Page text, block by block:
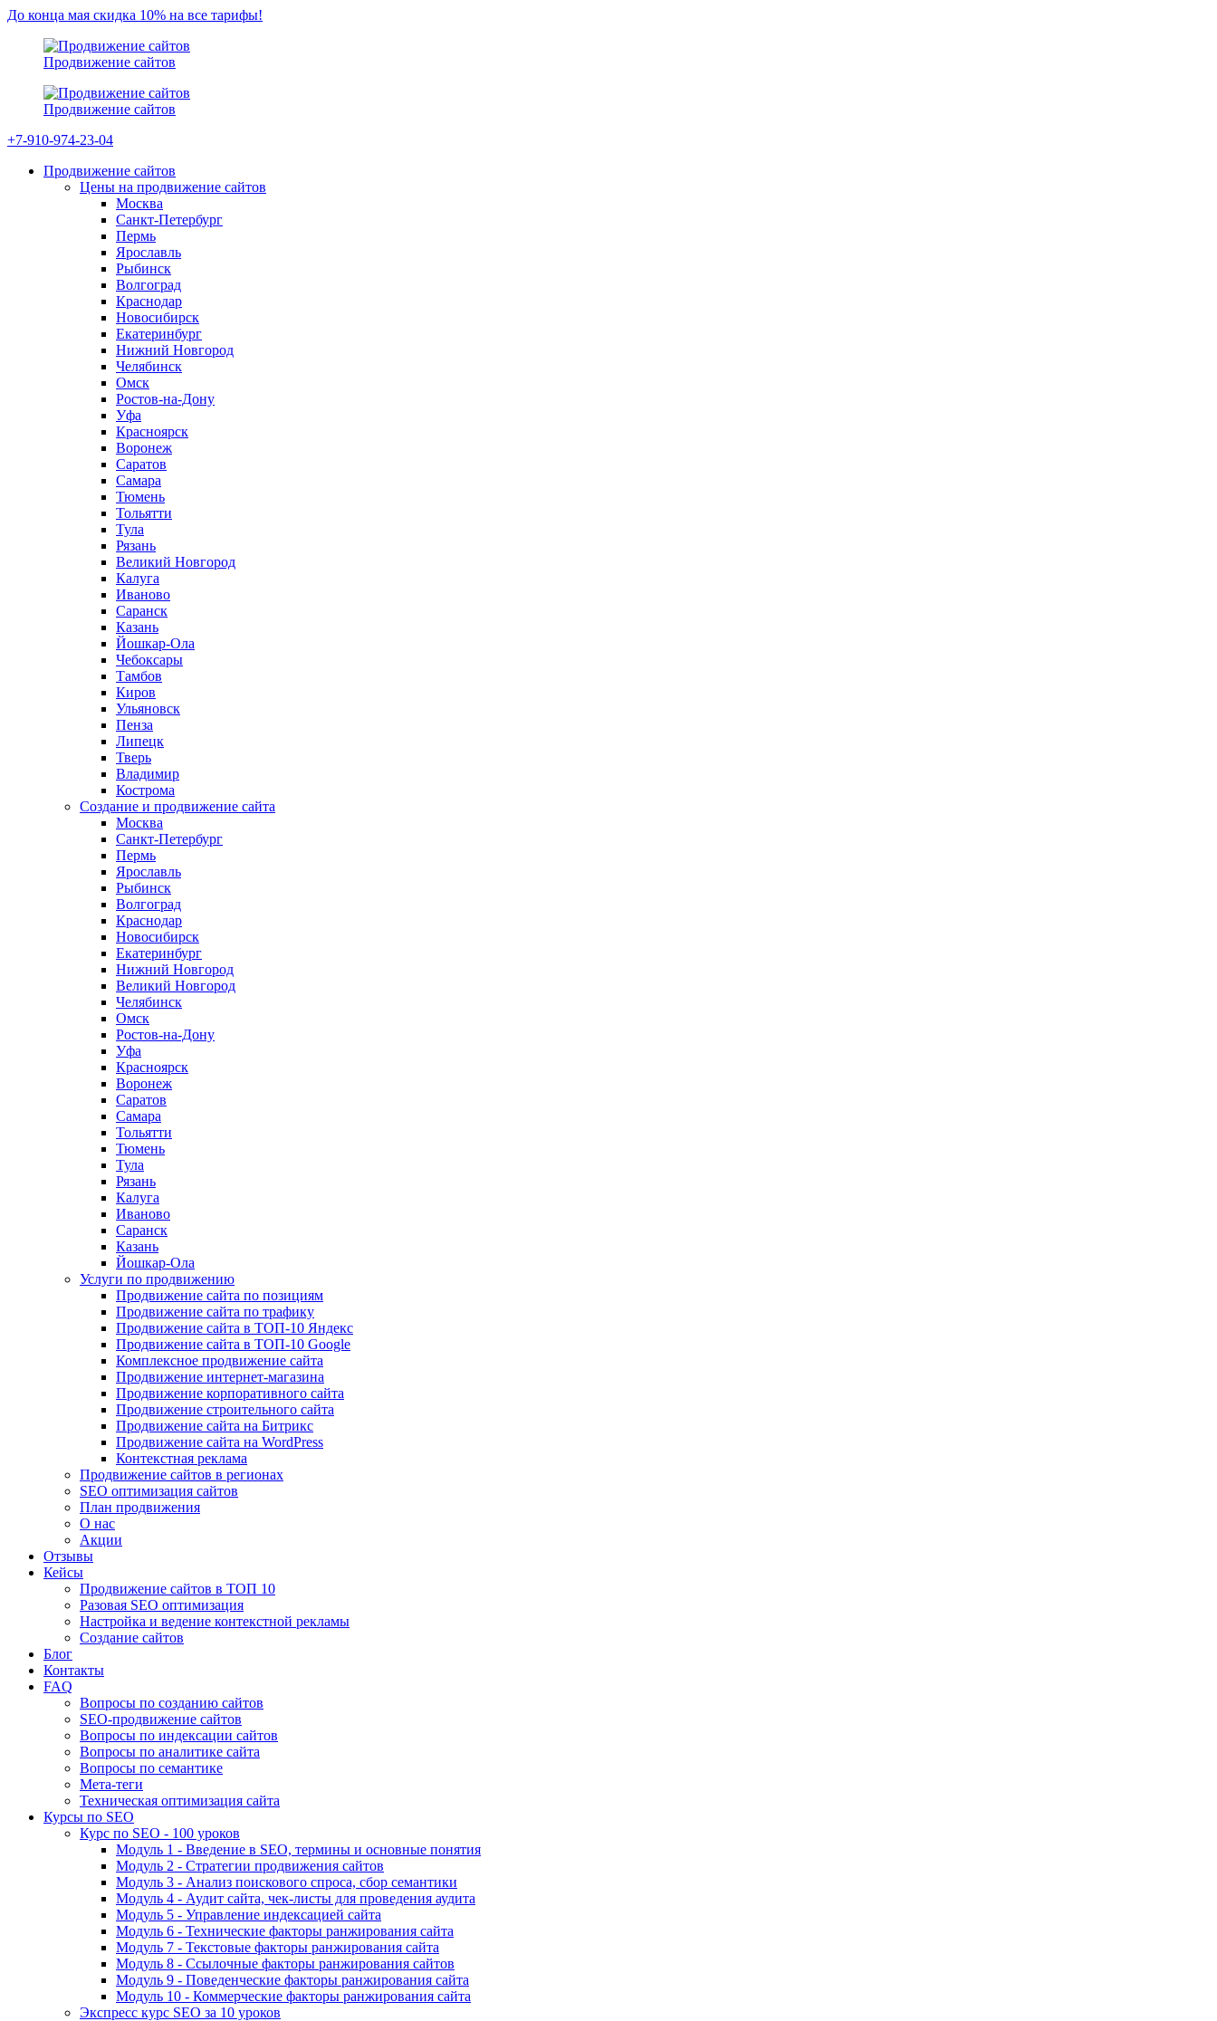
До конца мая скидка 10% на все тарифы!
Продвижение сайтов
Продвижение сайтов
+7-910-974-23-04
Продвижение сайтов
Цены на продвижение сайтов
Москва
Санкт-Петербург
Пермь
Ярославль
Рыбинск
Волгоград
Краснодар
Новосибирск
Екатеринбург
Нижний Новгород
Челябинск
Омск
Ростов-на-Дону
Уфа
Красноярск
Воронеж
Саратов
Самара
Тюмень
Тольятти
Тула
Рязань
Великий Новгород
Калуга
Иваново
Саранск
Казань
Йошкар-Ола
Чебоксары
Тамбов
Киров
Ульяновск
Пенза
Липецк
Тверь
Владимир
Кострома
Создание и продвижение сайта
Москва
Санкт-Петербург
Пермь
Ярославль
Рыбинск
Волгоград
Краснодар
Новосибирск
Екатеринбург
Нижний Новгород
Великий Новгород
Челябинск
Омск
Ростов-на-Дону
Уфа
Красноярск
Воронеж
Саратов
Самара
Тольятти
Тюмень
Тула
Рязань
Калуга
Иваново
Саранск
Казань
Йошкар-Ола
Услуги по продвижению
Продвижение сайта по позициям
Продвижение сайта по трафику
Продвижение сайта в ТОП-10 Яндекс
Продвижение сайта в ТОП-10 Google
Комплексное продвижение сайта
Продвижение интернет-магазина
Продвижение корпоративного сайта
Продвижение строительного сайта
Продвижение сайта на Битрикс
Продвижение сайта на WordPress
Контекстная реклама
Продвижение сайтов в регионах
SEO оптимизация сайтов
План продвижения
О нас
Акции
Отзывы
Кейсы
Продвижение сайтов в ТОП 10
Разовая SEO оптимизация
Настройка и ведение контекстной рекламы
Создание сайтов
Блог
Контакты
FAQ
Вопросы по созданию сайтов
SEO-продвижение сайтов
Вопросы по индексации сайтов
Вопросы по аналитике сайта
Вопросы по семантике
Мета-теги
Техническая оптимизация сайта
Курсы по SEO
Курс по SEO - 100 уроков
Модуль 1 - Введение в SEO, термины и основные понятия
Модуль 2 - Стратегии продвижения сайтов
Модуль 3 - Анализ поискового спроса, сбор семантики
Модуль 4 - Аудит сайта, чек-листы для проведения аудита
Модуль 5 - Управление индексацией сайта
Модуль 6 - Технические факторы ранжирования сайта
Модуль 7 - Текстовые факторы ранжирования сайта
Модуль 8 - Ссылочные факторы ранжирования сайтов
Модуль 9 - Поведенческие факторы ранжирования сайта
Модуль 10 - Коммерческие факторы ранжирования сайта
Экспресс курс SEO за 10 уроков